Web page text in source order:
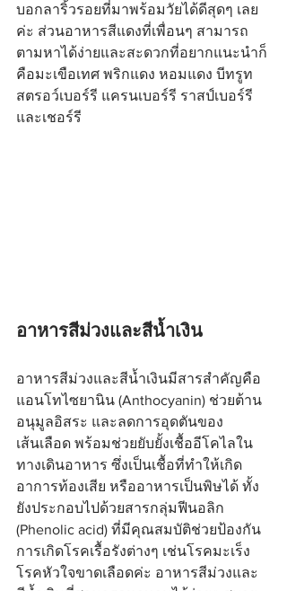
บอกลาริ้วรอยที่มาพร้อมวัยได้ดีสุดๆ เลย
ค่ะ ส่วนอาหารสีแดงที่เพื่อนๆ สามารถ
ตามหาได้ง่ายและสะดวกที่อยากแนะนำก็
คือมะเขือเทศ พริกแดง หอมแดง บีทรูท
สตรอว์เบอร์รี แครนเบอร์รี ราสป์เบอร์รี
และเชอร์รี
อาหารสีม่วงและสีน้ำเงิน
อาหารสีม่วงและสีน้ำเงินมีสารสำคัญคือ
แอนโทไซยานิน (Anthocyanin) ช่วยต้าน
อนุมูลอิสระ และลดการอุดตันของ
เส้นเลือด พร้อมช่วยยับยั้งเชื้ออีโคไลใน
ทางเดินอาหาร ซึ่งเป็นเชื้อที่ทำให้เกิด
อาการท้องเสีย หรืออาหารเป็นพิษได้ ทั้ง
ยังประกอบไปด้วยสารกลุ่มฟีนอลิก
(Phenolic acid) ที่มีคุณสมบัติช่วยป้องกัน
การเกิดโรคเรื้อรังต่างๆ เช่นโรคมะเร็ง
โรคหัวใจขาดเลือดค่ะ อาหารสีม่วงและ